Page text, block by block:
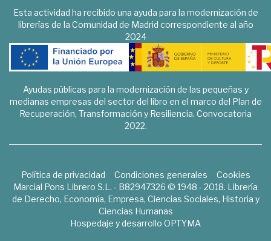
Esta actividad ha recibido una ayuda para la modernización de
librerías de la Comunidad de Madrid correspondiente al año
2024
Ayudas públicas para la modernización de las pequeñas y
medianas empresas del sector del libro en el marco del Plan de
Recuperación, Transformación y Resiliencia. Convocatoria
2022.
Política de privacidad Condiciones generales
Cookies
Marcial Pons Librero S.L. - B82947326 © 1948 - 2018. Librería
de Derecho, Economía, Empresa, Ciencias Sociales, Historia y
Ciencias Humanas
Hospedaje y desarrollo OPTYMA